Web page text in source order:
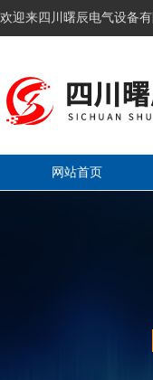
欢迎来四川曙辰电气设备
网站首页